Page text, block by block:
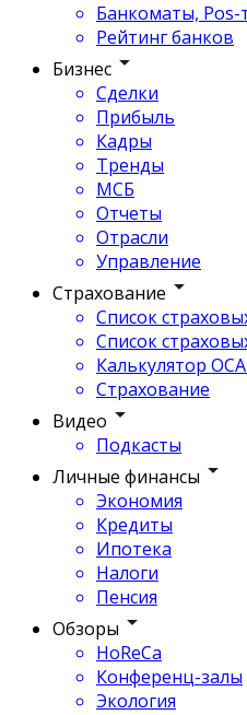
Банкоматы,
Рейтинг банков
Бизнес
Сделки
Прибыль
Кадры
Тренды
МСБ
Отчеты
Отрасли
Управление
Страхование
Список
Список
Калькулятор
Страхование
Видео
Подкасты
Личные финансы
Экономия
Кредиты
Ипотека
Налоги
Пенсия
Обзоры
HoReCa
Конференц-залы
Экология